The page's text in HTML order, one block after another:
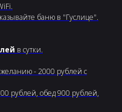
баню в "Гуслице".
в сутки.
желанию - 2000 рублей с
рублей, обед 900 рублей,